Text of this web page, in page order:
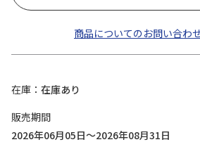
商品についてのお問い合わ
在庫
在庫あり
販売期間
2026年06月05日～2026年08月31日